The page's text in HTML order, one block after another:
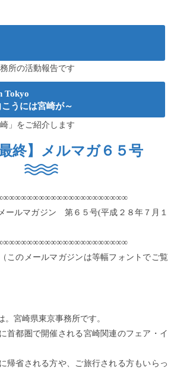
所の活動報告です
Tokyo
うには宮崎が～
」をご紹介します
終】メルマガ６５号
ルマガジン 第６５号(平成２８年７月１
ガジンは等幅フォントでご覧
宮崎県東京事務所です。
首都圏で開催される宮崎関連のフェア・イ
帰省される方や、ご旅行される方もいらっ